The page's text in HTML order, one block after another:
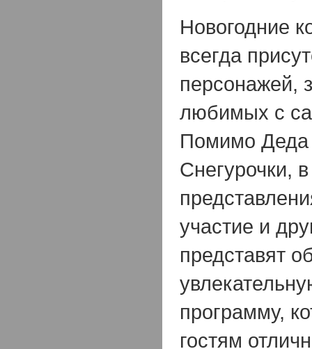
Новогодние
всегда
персонажей,
любимых с
Помимо
Снегурочки,
участие и
представят
программу,
гостям